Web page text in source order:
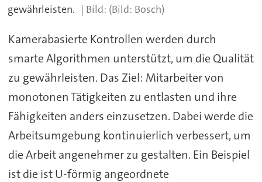
gewährleisten.
(Bild: Bosch)
Kamerabasierte Kontrollen werden durch
smarte Algorithmen unterstützt, um die Qualität
zu gewährleisten. Das Ziel: Mitarbeiter von
monotonen Tätigkeiten zu entlasten und ihre
Fähigkeiten anders einzusetzen. Dabei werde die
Arbeitsumgebung kontinuierlich verbessert, um
die Arbeit angenehmer zu gestalten. Ein Beispiel
ist die ist U-förmig angeordnete